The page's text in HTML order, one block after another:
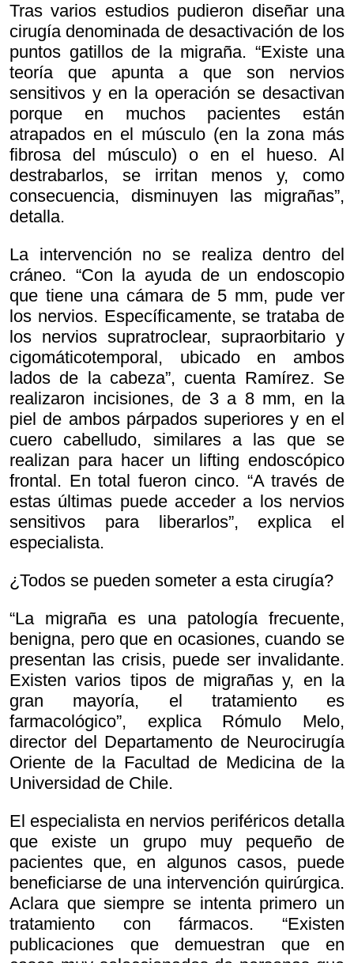
Tras varios estudios pudieron diseñar una
cirugía denominada de desactivación de los
puntos gatillos de la migraña. “Existe una
teoría que apunta a que son nervios
sensitivos y en la operación se desactivan
porque en muchos pacientes están
atrapados en el músculo (en la zona más
fibrosa del músculo) o en el hueso. Al
destrabarlos, se irritan menos y, como
consecuencia, disminuyen las migrañas”,
detalla.
La intervención no se realiza dentro del
cráneo. “Con la ayuda de un endoscopio
que tiene una cámara de 5 mm, pude ver
los nervios. Específicamente, se trataba de
los nervios supratroclear, supraorbitario y
cigomáticotemporal, ubicado en ambos
lados de la cabeza”, cuenta Ramírez. Se
realizaron incisiones, de 3 a 8 mm, en la
piel de ambos párpados superiores y en el
cuero cabelludo, similares a las que se
realizan para hacer un lifting endoscópico
frontal. En total fueron cinco. “A través de
estas últimas puede acceder a los nervios
sensitivos para liberarlos”, explica el
especialista.
¿Todos se pueden someter a esta cirugía?
“La migraña es una patología frecuente,
benigna, pero que en ocasiones, cuando se
presentan las crisis, puede ser invalidante.
Existen varios tipos de migrañas y, en la
gran mayoría, el tratamiento es
farmacológico”, explica Rómulo Melo,
director del Departamento de Neurocirugía
Oriente de la Facultad de Medicina de la
Universidad de Chile.
El especialista en nervios periféricos detalla
que existe un grupo muy pequeño de
pacientes que, en algunos casos, puede
beneficiarse de una intervención quirúrgica.
Aclara que siempre se intenta primero un
tratamiento con fármacos. “Existen
publicaciones que demuestran que en